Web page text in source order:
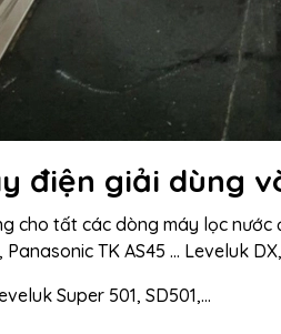
điện giải dùng
cho tất các dòng máy lọc nước
TK AS45 ... Leveluk
Super 501, SD501,...